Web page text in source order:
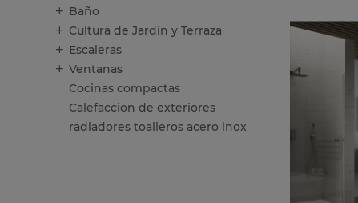
Baño
Cultura de Jardín y Terraza
Escaleras
Ventanas
Cocinas compactas
Calefaccion de exteriores
radiadores toalleros acero inox